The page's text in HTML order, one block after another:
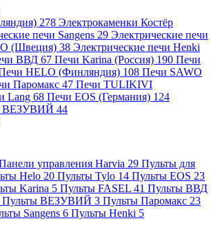
278 Электрокаменки Костёр
печи Sangens 29 Электрические печи
(Швеция) 38 Электрические печи Henki
ВВД 67 Печи Karina (Россия) 190 Печи
HELO (Финляндия) 108 Печи SAWO
Паромакс 47 Печи TULIKIVI
Lang 68 Печи EOS (Германия) 124
ВЕЗУВИЙ 44
управления Harvia 29 Пульты для
Helo 20 Пульты Tylo 14 Пульты EOS 23
Karina 5 Пульты FASEL 41 Пульты ВВД
Пульты ВЕЗУВИЙ 3 Пульты Паромакс 23
Sangens 6 Пульты Henki 5